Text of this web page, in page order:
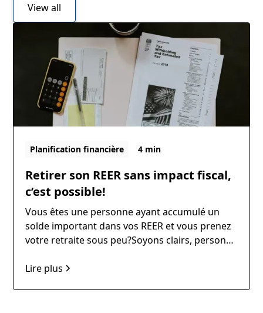
View all
Planification financière 4 min
Retirer son REER sans impact fiscal,
c’est possible!
Vous êtes une personne ayant accumulé un
solde important dans vos REER et vous prenez
votre retraite sous peu?Soyons clairs, personne
REER durement épargné.
Lire plus